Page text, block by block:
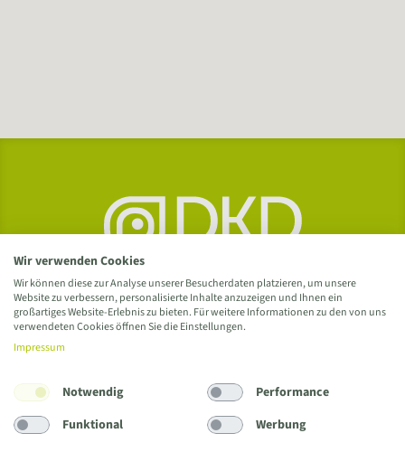
Delme Klinikum Delmenhorst GmbH
Wildeshauser Straße 92 / 27753 Delmenhorst
Wir verwenden Cookies
Wir können diese zur Analyse unserer Besucherdaten platzieren, um unsere
Website zu verbessern, personalisierte Inhalte anzuzeigen und Ihnen ein
großartiges Website-Erlebnis zu bieten. Für weitere Informationen zu den von uns
verwendeten Cookies öffnen Sie die Einstellungen.
Impressum
Notwendig
Performance
Funktional
Werbung